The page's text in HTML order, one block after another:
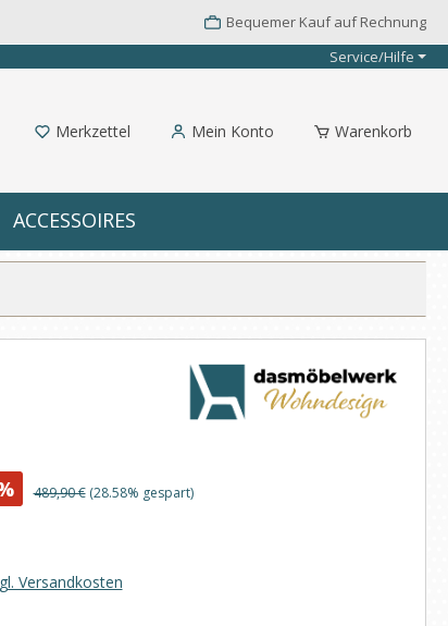
Bequemer Kauf auf Rechnung
Service/Hilfe
Merkzettel Mein Konto Warenkorb
ACCESSOIRES
Regulärer Preis:
489,90 € (28.58% gespart)
Versandkosten